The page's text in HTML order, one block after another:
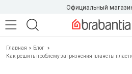
Официальный
Главная
Блог
Как решить проблему загрязнения планеты